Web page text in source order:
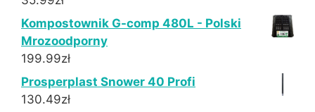
Kompostownik G-comp 480L - Polski
Mrozoodporny
199.99zł
Prosperplast Snower 40 Profi
130.49zł